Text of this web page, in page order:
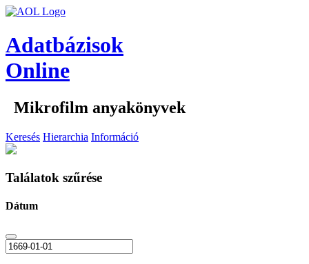
Adatbázisok
Online
Mikrofilm anyakönyvek
Keresés Hierarchia Információ
Találatok szűrése
Dátum